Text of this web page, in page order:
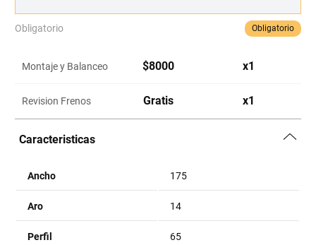
Obligatorio Obligatorio
Montaje y Balanceo $8000 x1
Revision Frenos Gratis x1
Caracteristicas
Ancho 175
Aro 14
Perfil 65